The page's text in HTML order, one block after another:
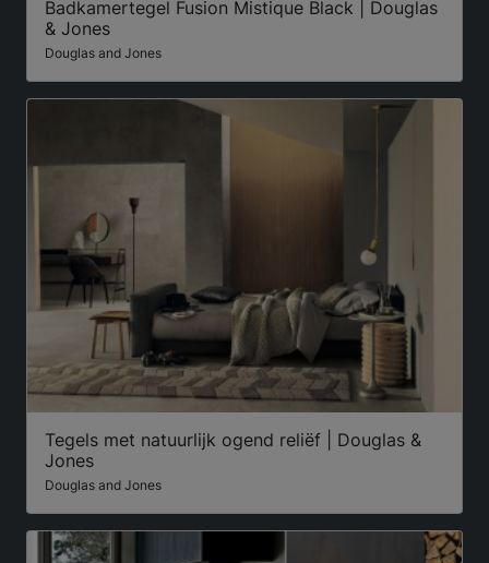
Badkamertegel Fusion Mistique Black | Douglas
& Jones
Douglas and Jones
Tegels met natuurlijk ogend reliëf | Douglas &
Jones
Douglas and Jones